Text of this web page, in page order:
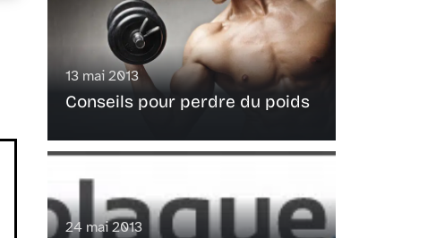
13 mai 2013
Conseils pour perdre du poids
24 mai 2013